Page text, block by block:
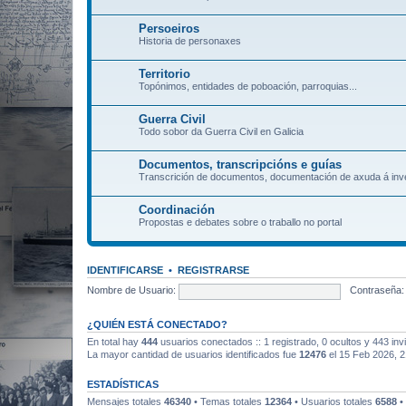
Persoeiros
Historia de personaxes
Territorio
Topónimos, entidades de poboación, parroquias...
Guerra Civil
Todo sobor da Guerra Civil en Galicia
Documentos, transcripcións e guías
Transcrición de documentos, documentación de axuda á
Coordinación
Propostas e debates sobre o traballo no portal
IDENTIFICARSE • REGISTRARSE
Nombre de Usuario:
Contraseña:
¿QUIÉN ESTÁ CONECTADO?
En total hay 444 usuarios conectados :: 1 registrado, 0 ocultos y 443
La mayor cantidad de usuarios identificados fue 12476 el 15 Feb 2026,
ESTADÍSTICAS
Mensajes totales 46340 • Temas totales 12364 • Usuarios totales 6588